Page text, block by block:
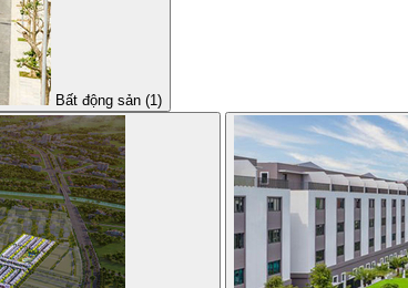
Bất động sản (1)